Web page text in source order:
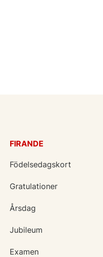
FIRANDE
Födelsedagskort
Gratulationer
Årsdag
Jubileum
Examen